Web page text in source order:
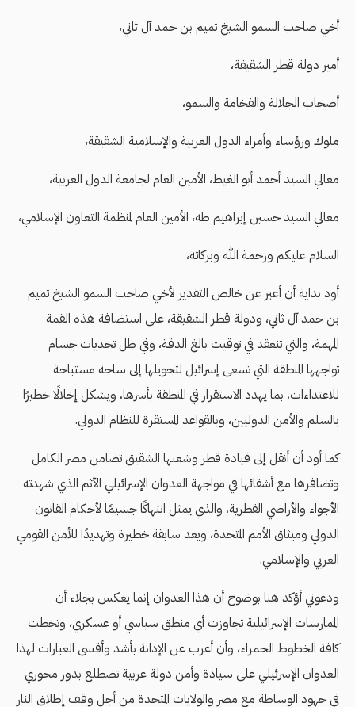
أخي صاحب السمو الشيخ تميم بن حمد آل ثاني،
أمير دولة قطر الشقيقة،
أصحاب الجلالة والفخامة والسمو،
ملوك ورؤساء وأمراء الدول العربية والإسلامية الشقيقة،
معالي السيد أحمد أبو الغيط، الأمين العام لجامعة الدول العربية،
معالي السيد حسين إبراهيم طه، الأمين العام لمنظمة التعاون الإسلامي،
السلام عليكم ورحمة الله وبركاته،
أود بداية أن أعبر عن خالص التقدير لأخي صاحب السمو الشيخ تميم
بن حمد آل ثاني، ودولة قطر الشقيقة، على استضافة هذه القمة
المهمة، والتي تنعقد في توقيت بالغ الدقة، وفي ظل تحديات جسام
تواجهها المنطقة التي تسعى إسرائيل لتحويلها إلى ساحة مستباحة
للاعتداءات، بما يهدد الاستقرار في المنطقة بأسرها، ويشكل إخلالًا خطيرًا
بالسلم والأمن الدوليين، وبالقواعد المستقرة للنظام الدولي.
كما أود أن أنقل إلى قيادة قطر وشعبها الشقيق تضامن مصر الكامل
وتضافرها مع أشقائها في مواجهة العدوان الإسرائيلي الآثم الذي شهدته
الأجواء والأراضي القطرية، والذي يمثل انتهاكًا جسيمًا لأحكام القانون
الدولي وميثاق الأمم المتحدة، ويعد سابقة خطيرة وتهديدًا للأمن القومي
العربي والإسلامي.
ودعوني أؤكد هنا بوضوح أن هذا العدوان إنما يعكس بجلاء أن
الممارسات الإسرائيلية تجاوزت أي منطق سياسي أو عسكري، وتخطت
كافة الخطوط الحمراء، وأن أعرب عن الإدانة بأشد وأقسى العبارات لهذا
العدوان الإسرئيلي على سيادة وأمن دولة عربية تضطلع بدور محوري
في جهود الوساطة مع مصر والولايات المتحدة من أجل وقف إطلاق النار